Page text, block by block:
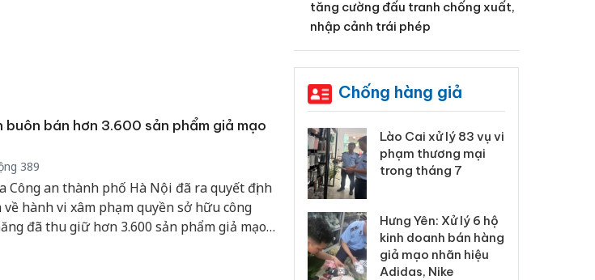
buôn bán hơn 3.600 sản phẩm giả mạo
389
Công an thành phố Hà Nội đã ra quyết định
về hành vi xâm phạm quyền sở hữu công
đã thu giữ hơn 3.600 sản phẩm giả mạo
tăng cường đấu tranh chống xuất,
nhập cảnh trái phép
Chống hàng giả
Công an Thanh Hóa
bán yến sào giả
Thanh Hóa: Tìm bị
Lào Cai xử lý 83 vụ vi
phạm thương mại
trong tháng 7
Hưng Yên: Xử lý 6 hộ
kinh doanh bán hàng
giả mạo nhãn hiệu
Adidas, Nike